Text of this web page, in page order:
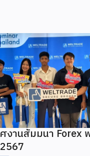
งาน​สัมมนา Forex